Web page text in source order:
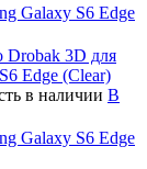
Galaxy S6 Edge
Drobak 3D для
Edge (Clear)
в наличии В
Galaxy S6 Edge